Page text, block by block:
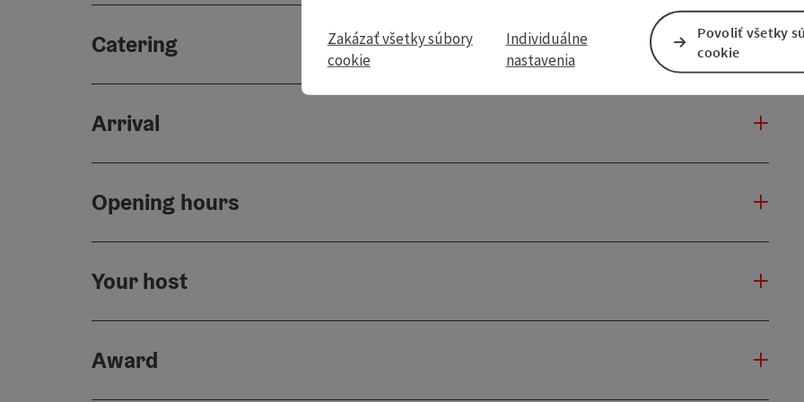
Catering
Arrival
Opening hours
Your host
Award
Zakázať všetky súbory
cookie
Individuálne
nastavenia
Povoliť všetky
cookie